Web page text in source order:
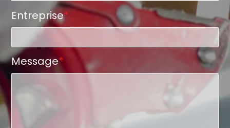
Entreprise*
Message*